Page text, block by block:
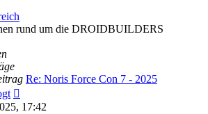
rund um die DROIDBUILDERS
Re: Noris Force Con 7 - 2025
Beitrag
17:42